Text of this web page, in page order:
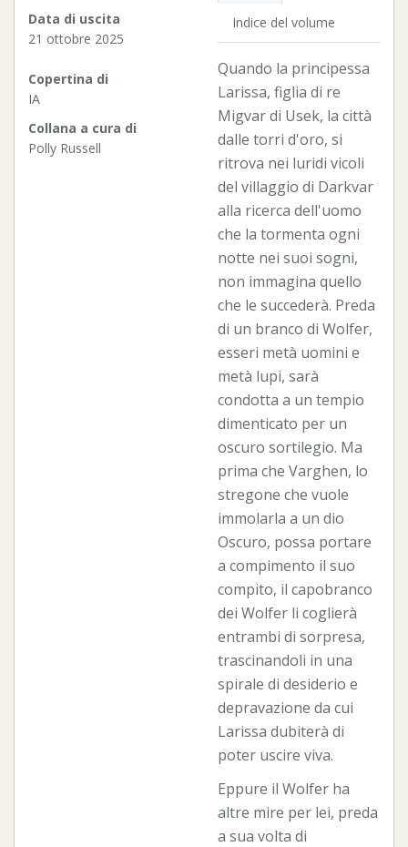
Data di uscita
21 ottobre 2025
Copertina di
IA
Collana a cura di
Polly Russell
Indice del volume
Quando la principessa
Larissa, figlia di re
Migvar di Usek, la città
dalle torri d'oro, si
ritrova nei luridi vicoli
del villaggio di Darkvar
alla ricerca dell'uomo
che la tormenta ogni
notte nei suoi sogni,
non immagina quello
che le succederà. Preda
di un branco di Wolfer,
esseri metà uomini e
metà lupi, sarà
condotta a un tempio
dimenticato per un
oscuro sortilegio. Ma
prima che Varghen, lo
stregone che vuole
immolarla a un dio
Oscuro, possa portare
a compimento il suo
compito, il capobranco
dei Wolfer li coglierà
entrambi di sorpresa,
trascinandoli in una
spirale di desiderio e
depravazione da cui
Larissa dubiterà di
poter uscire viva.
Eppure il Wolfer ha
altre mire per lei, preda
a sua volta di